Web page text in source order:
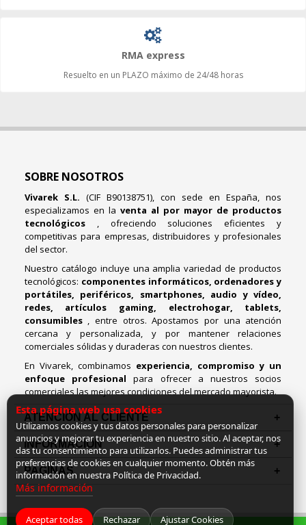
RMA express
Resuelto en un PLAZO máximo de 24/48 horas
SOBRE NOSOTROS
Vivarek S.L. (CIF B90138751), con sede en España, nos
especializamos en la venta al por mayor de productos
tecnológicos , ofreciendo soluciones eficientes y
competitivas para empresas, distribuidores y profesionales
del sector.
Nuestro catálogo incluye una amplia variedad de productos
tecnológicos: componentes informáticos, ordenadores y
portátiles, periféricos, smartphones, audio y vídeo,
redes, artículos gaming, electrohogar, tablets,
consumibles , entre otros. Apostamos por una atención
cercana y personalizada, y por mantener relaciones
comerciales sólidas y duraderas con nuestros clientes.
En Vivarek, combinamos experiencia, compromiso y un
enfoque profesionalpara ofrecer a nuestros socios
comerciales las mejores condiciones del mercado mayorista.
ATENCIÓN AL CLIENTE
INFORMACION
PAGINAS
Esta página web usa cookies
Utilizamos cookies y tus datos personales para personalizar
anuncios y mejorar tu experiencia en nuestro sitio. Al aceptar, nos
das tu consentimiento para utilizarlos. Puedes administrar tus
preferencias de cookies en cualquier momento. Obtén más
información en nuestra Política de Privacidad.
Más información
Aceptar todas Rechazar Ajustar Cookies